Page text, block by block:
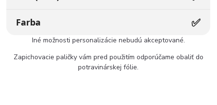
Farba ✅
Iné možnosti personalizácie nebudú akceptované.
Zapichovacie paličky vám pred použitím odporúčame obaliť do
potravinárskej fólie.